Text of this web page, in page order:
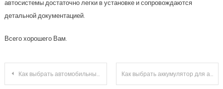
автосистемы достаточно легки в установке и сопровождаются
детальной документацией.
Всего хорошего Вам.
Навигация
Как выбрать автомобильные шины: нюансы покупки резины Как выбрать аккумулятор для авто